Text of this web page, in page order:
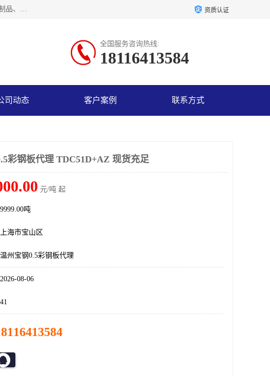
上海轩本实业有限公司成立于2017年，注册地位于上海市宝山区。经营范围包括金属材料、五金交电、建筑材料、铝合金制品、机械设备、电线电缆、装潢材料等；公司主营产品：宝钢彩钢板、宝钢彩钢卷、宝钢彩涂板、宝钢彩涂卷、宝钢高耐候彩钢板，宝钢氟碳彩钢板。是一家集钢铁贸易，物流、加工为一体的产业全配套公司。 资质认证
全国服务咨询热线:
18116413584
司动态 客户案例 联系方式
彩钢板代理 TDC51D+AZ 现货充足
元/吨 起
9999.00吨
上海市宝山区
温州宝钢0.5彩钢板代理
2026-08-06
41